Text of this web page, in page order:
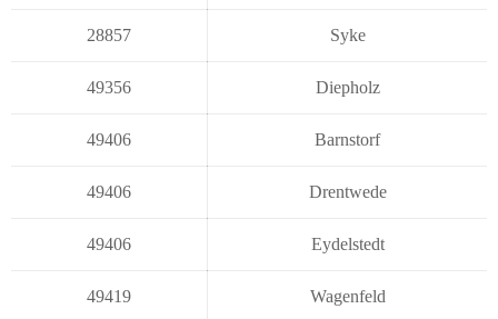
28857 Syke
49356 Diepholz
49406 Barnstorf
49406 Drentwede
49406 Eydelstedt
49419 Wagenfeld